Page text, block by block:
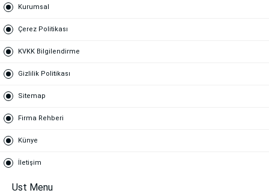
Kurumsal
Çerez Politikası
KVKK Bilgilendirme
Gizlilik Politikası
Sitemap
Firma Rehberi
Künye
İletişim
Ust Menu